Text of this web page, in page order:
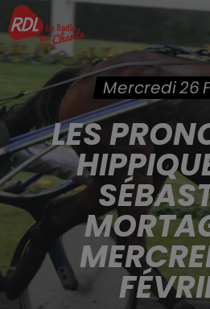
Mercredi 26
LES